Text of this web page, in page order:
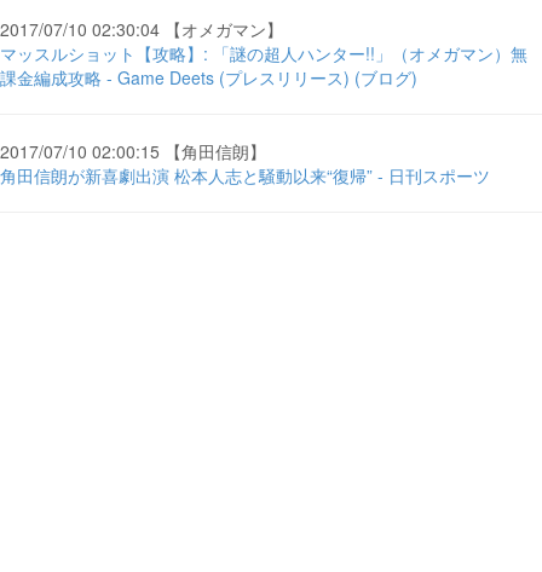
2017/07/10 02:30:04 【オメガマン】
マッスルショット【攻略】: 「謎の超人ハンター!!」（オメガマン）無
課金編成攻略 - Game Deets (プレスリリース) (ブログ)
2017/07/10 02:00:15 【角田信朗】
角田信朗が新喜劇出演 松本人志と騒動以来“復帰” - 日刊スポーツ